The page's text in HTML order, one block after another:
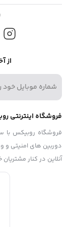
از
فروشگاه اینترنتی
فروشگاه روبیکس با
دوربین های امنیتی
آنلاین در کنار